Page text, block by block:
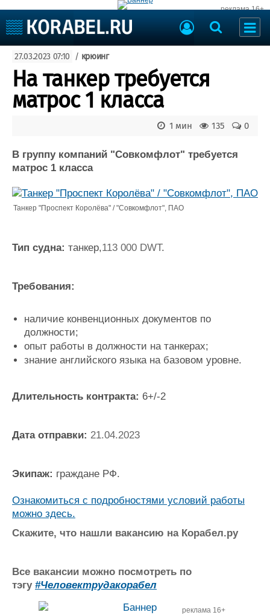
реклама 16+
Судоходство
Судоремонт
События
Порты
Рыболовство
Еще
Пульс
Новости
Работа
Журнал
Реклама
Доска объявлений
Продажа флота
Материалы
Конференции
Выставки и семинары
Личности
Галерея флота
Форум
Все службы
27.03.2023 07:10 / крюинг
На танкер требуется
матрос 1 класса
0
135
1 мин
В группу компаний "Совкомфлот" требуется
матрос 1 класса
Танкер "Проспект Королёва" / "Совкомфлот", ПАО
Тип судна: танкер,113 000 DWT.
Требования:
наличие конвенционных документов по
должности;
опыт работы в должности на танкерах;
знание английского языка на базовом уровне.
Длительность контракта: 6+/-2
Дата отправки: 21.04.2023
Экипаж: граждане РФ.
Ознакомиться с подробностями условий работы
можно здесь.
Скажите, что нашли вакансию на Корабел.ру
Все вакансии можно посмотреть по
тэгу #Человектрудакорабел
реклама 16+